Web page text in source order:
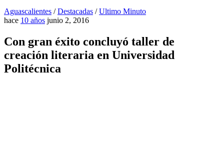
Aguascalientes /Destacadas /Ultimo Minuto
hace 10 años junio 2, 2016
Con gran éxito concluyó taller de
creación literaria en Universidad
Politécnica